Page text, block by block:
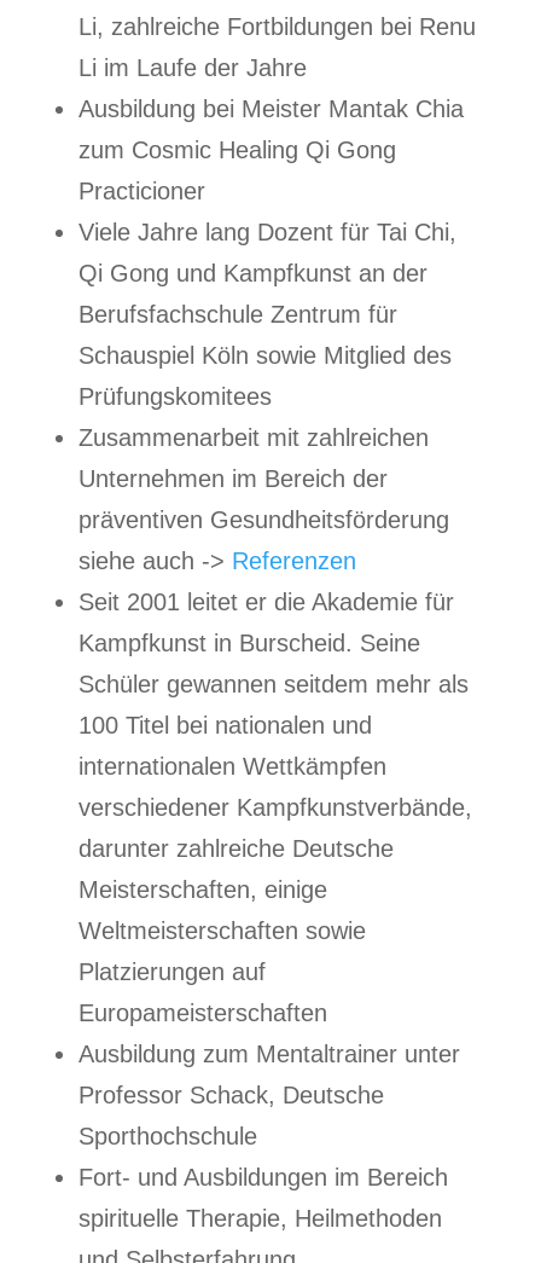
Li, zahlreiche Fortbildungen bei Renu
Li im Laufe der Jahre
Ausbildung bei Meister Mantak Chia
zum Cosmic Healing Qi Gong
Practicioner
Viele Jahre lang Dozent für Tai Chi,
Qi Gong und Kampfkunst an der
Berufsfachschule Zentrum für
Schauspiel Köln sowie Mitglied des
Prüfungskomitees
Zusammenarbeit mit zahlreichen
Unternehmen im Bereich der
präventiven Gesundheitsförderung
siehe auch -> Referenzen
Seit 2001 leitet er die Akademie für
Kampfkunst in Burscheid. Seine
Schüler gewannen seitdem mehr als
100 Titel bei nationalen und
internationalen Wettkämpfen
verschiedener Kampfkunstverbände,
darunter zahlreiche Deutsche
Meisterschaften, einige
Weltmeisterschaften sowie
Platzierungen auf
Europameisterschaften
Ausbildung zum Mentaltrainer unter
Professor Schack, Deutsche
Sporthochschule
Fort- und Ausbildungen im Bereich
spirituelle Therapie, Heilmethoden